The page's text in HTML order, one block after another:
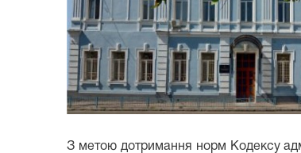
З метою дотримання норм Кодексу